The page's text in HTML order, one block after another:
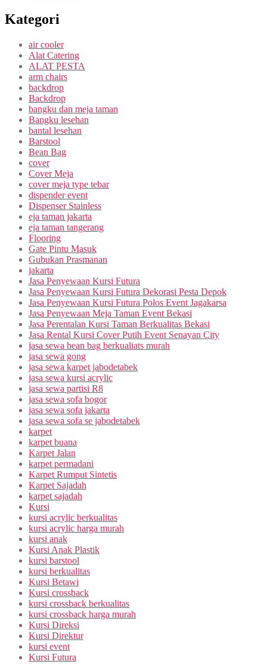
Kategori
air cooler
Alat Catering
ALAT PESTA
arm chairs
backdrop
Backdrop
bangku dan meja taman
Bangku lesehan
bantal lesehan
Barstool
Bean Bag
cover
Cover Meja
cover meja type tebar
dispender event
Dispenser Stainless
eja taman jakarta
eja taman tangerang
Flooring
Gate Pintu Masuk
Gubukan Prasmanan
jakarta
Jasa Penyewaan Kursi Futura
Jasa Penyewaan Kursi Futura Dekorasi Pesta Depok
Jasa Penyewaan Kursi Futura Polos Event Jagakarsa
Jasa Penyewaan Meja Taman Event Bekasi
Jasa Perentalan Kursi Taman Berkualitas Bekasi
Jasa Rental Kursi Cover Putih Event Senayan City
jasa sewa bean bag berkualiats murah
jasa sewa gong
jasa sewa karpet jabodetabek
jasa sewa kursi acrylic
jasa sewa partisi R8
jasa sewa sofa bogor
jasa sewa sofa jakarta
jasa sewa sofa se jabodetabek
karpet
karpet buana
Karpet Jalan
karpet permadani
Karpet Rumput Sintetis
Karpet Sajadah
karpet sajadah
Kursi
kursi acrylic berkualitas
kursi acrylic harga murah
kursi anak
Kursi Anak Plastik
kursi barstool
kursi berkualitas
Kursi Betawi
Kursi crossback
kursi crossback berkualitas
kursi crossback harga murah
Kursi Direksi
Kursi Direktur
kursi event
Kursi Futura